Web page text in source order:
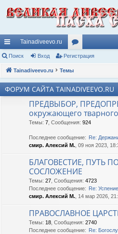
с
ы
лк
Tainadiveevo.ru
ор
ум
ы
Поиск Вход Регистрация
Tainadiveevo.ru Темы
ФОРУМ САЙТА TAINADIVEEVO.RU
ПРЕДВЫБОР,
окружающего
Темы: 7 Сообщения: 924
Последнее сообщение: Re:
смир. Алексий М. , 09 ноя 2023,
БЛАГОВЕСТИЕ, ПУТЬ
СОСЛОЖЕНИЕ
Темы: 27 Сообщения: 4723
Последнее сообщение: Re:
смир. Алексий М. , 14 мар 2026,
ПРАВОСЛАВНОЕ
Темы: 18 Сообщения: 2740
Последнее сообщение: Re: